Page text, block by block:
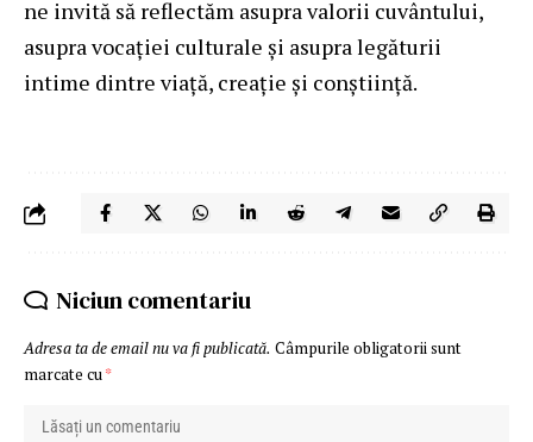
ne invită să reflectăm asupra valorii cuvântului,
asupra vocației culturale și asupra legăturii
intime dintre viață, creație și conștiință.
Niciun comentariu
Adresa ta de email nu va fi publicată. Câmpurile obligatorii sunt
marcate cu *